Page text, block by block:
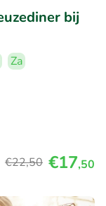
bij
Za
€22,50 €17,50